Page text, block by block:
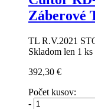
Záberové
TL R.V.2021
Skladom len 1 ks
392,30 €
Počet kusov:
-